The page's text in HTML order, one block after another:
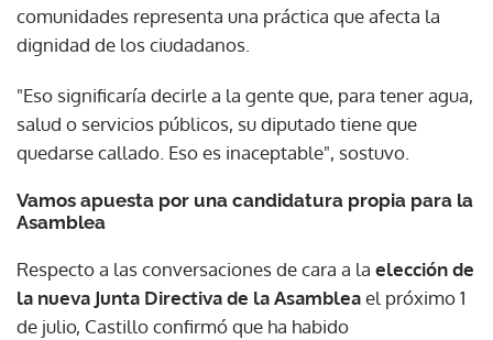
comunidades representa una práctica que afecta la
dignidad de los ciudadanos.
"Eso significaría decirle a la gente que, para tener agua,
salud o servicios públicos, su diputado tiene que
quedarse callado. Eso es inaceptable", sostuvo.
Vamos apuesta por una candidatura propia para la
Asamblea
Respecto a las conversaciones de cara a la elección de
la nueva Junta Directiva de la Asambleael próximo 1
de julio, Castillo confirmó que ha habido